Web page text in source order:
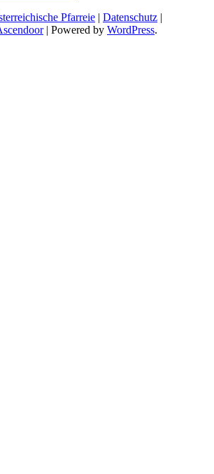
Pfarreie | Datenschutz |
| Powered by WordPress.